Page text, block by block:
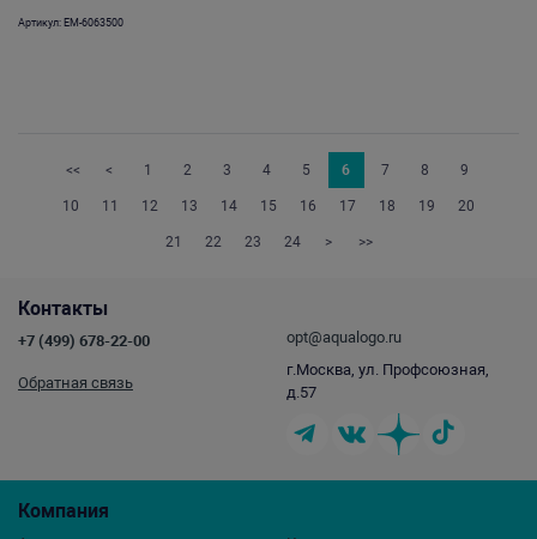
Артикул: EM-6063500
<< < 1 2 3 4 5 6 7 8 9
10 11 12 13 14 15 16 17 18 19 20
21 22 23 24 > >>
Компания
Контакты
+7 (499) 678-22-00
Обратная связь
opt@aqualogo.ru
г.Москва, ул. Профсоюзная,
д.57